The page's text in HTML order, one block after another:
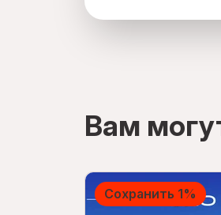
Вам
Сохранить 1%